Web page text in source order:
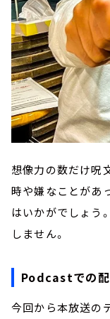
想像力の数だけ呪
時や嫌なことがあ
はいかがでしょう
しません。
Podcastでの配
今回から本放送の